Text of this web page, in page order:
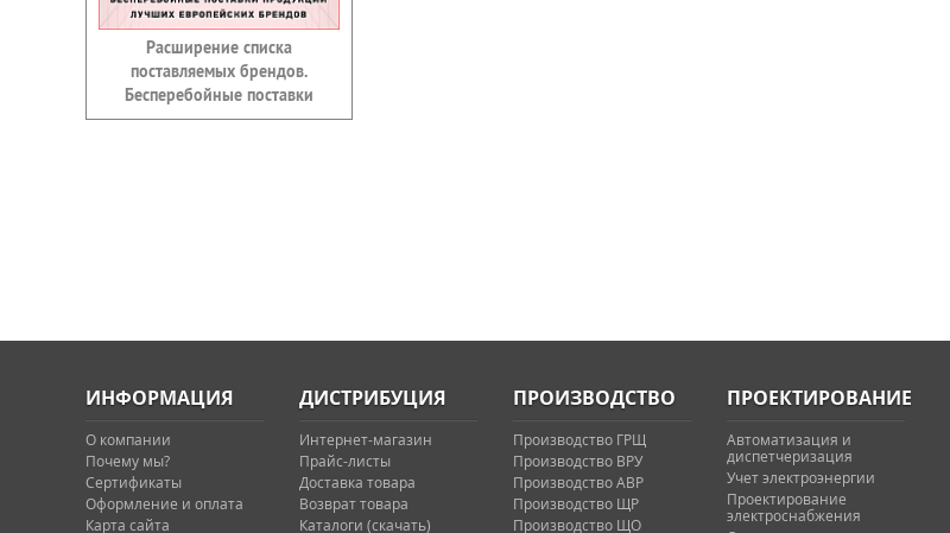
Расширение списка
поставляемых брендов.
Бесперебойные поставки
ИНФОРМАЦИЯ
О компании
Почему мы?
Сертификаты
Оформление и оплата
Карта сайта
ДИСТРИБУЦИЯ
Интернет-магазин
Прайс-листы
Доставка товара
Возврат товара
Каталоги (скачать)
ПРОИЗВОДСТВО
Производство ГРЩ
Производство ВРУ
Производство АВР
Производство ЩР
Производство ЩО
ПРОЕКТИРОВАНИЕ
Автоматизация и
диспетчеризация
Учет электроэнергии
Проектирование
электроснабжения